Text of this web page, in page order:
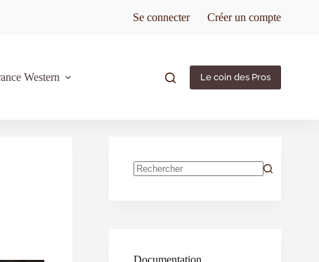
Se connecter Créer un compte
Western Le coin des Pros
Documentation